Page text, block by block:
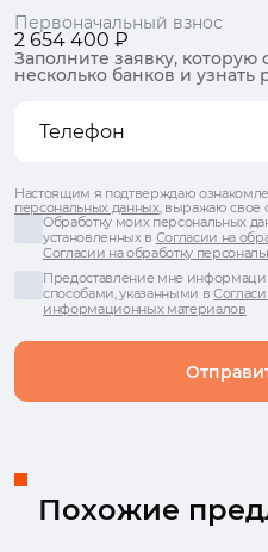
Первоначальный взнос
2 654 400 ₽
Заполните заявку, которую
несколько банков и
Настоящим я подтверждаю
персональных данных, выражаю свое
Обработку моих персональных
установленных в Согласии на
Согласии на обработку
Предоставление мне
способами, указанными в
информационных материалов
Похожие